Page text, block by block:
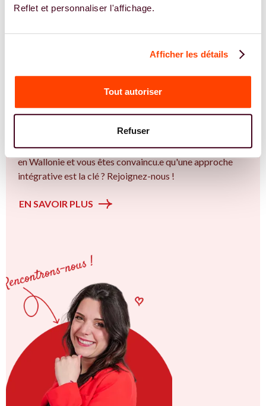
Reflet et personnaliser l'affichage.
Afficher les détails
Tout autoriser
Refuser
Vous êtes Sage Femme expert.e.s en SMOP
l'accompagnement des femmes et des couples sur la
thématique de la fertilité et particulièrement sur le Bien
plus qu’un trouble de la fertilité. Vous êtes à Charleroi ou
en Wallonie et vous êtes convaincu.e qu'une approche
intégrative est la clé ? Rejoignez-nous !
EN SAVOIR PLUS